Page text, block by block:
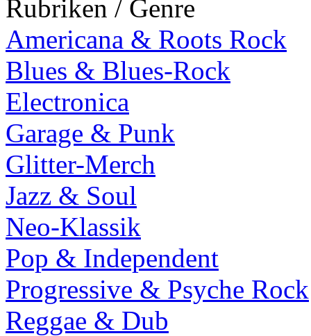
Rubriken / Genre
Americana & Roots Rock
Blues & Blues-Rock
Electronica
Garage & Punk
Glitter-Merch
Jazz & Soul
Neo-Klassik
Pop & Independent
Progressive & Psyche Rock
Reggae & Dub